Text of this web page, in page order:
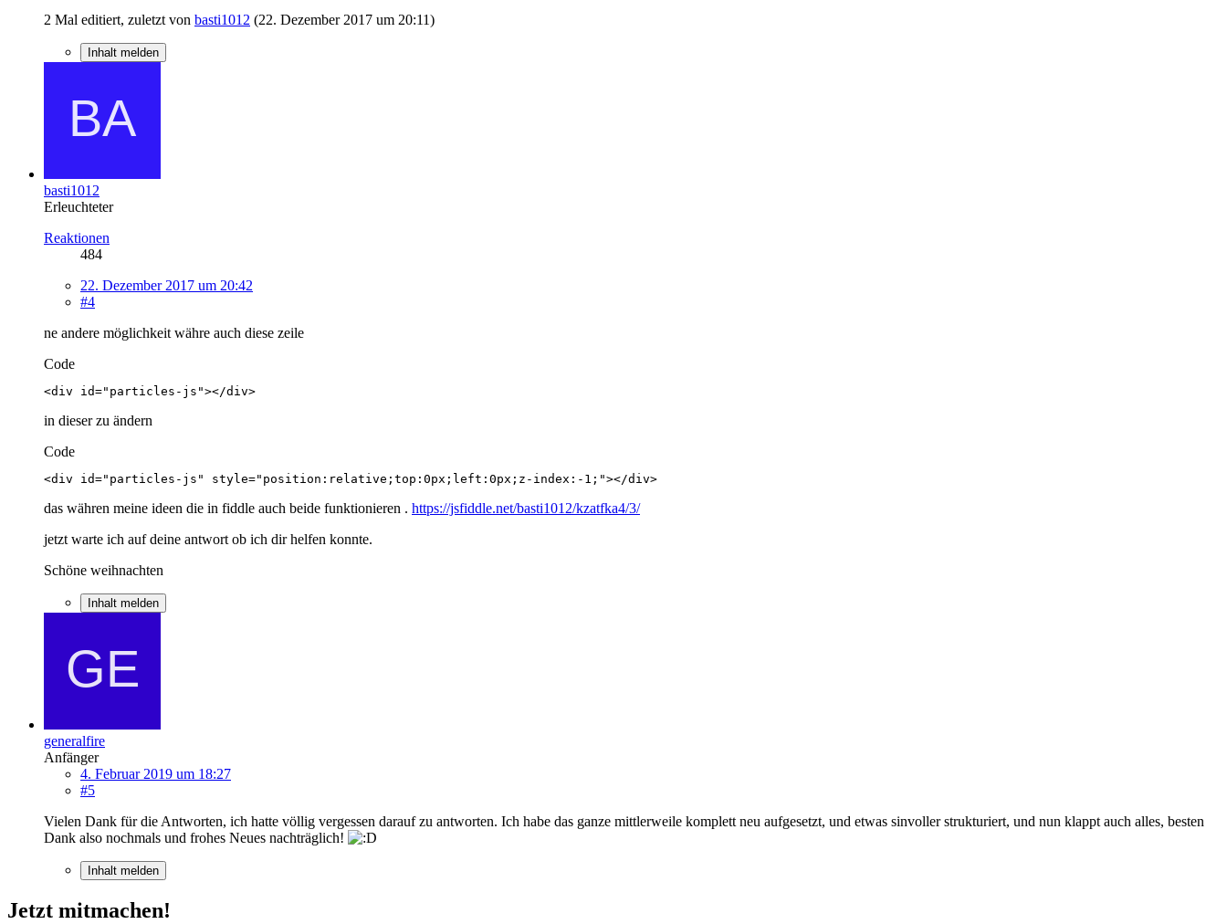
2 Mal editiert, zuletzt von basti1012 (22. Dezember 2017 um 20:11)
Inhalt melden
basti1012
Erleuchteter
Reaktionen
484
22. Dezember 2017 um 20:42
#4
ne andere möglichkeit währe auch diese zeile
Code
<div id="particles-js"></div>
in dieser zu ändern
Code
<div id="particles-js" style="position:relative;top:0px;left:0px;z-index:-1;"></div>
das währen meine ideen die in fiddle auch beide funktionieren . https://jsfiddle.net/basti1012/kzatfka4/3/
jetzt warte ich auf deine antwort ob ich dir helfen konnte.
Schöne weihnachten
Inhalt melden
generalfire
Anfänger
4. Februar 2019 um 18:27
#5
Vielen Dank für die Antworten, ich hatte völlig vergessen darauf zu antworten. Ich habe das ganze mittlerweile komplett neu aufgesetzt, und etwas sinvoller strukturiert, und nun klappt auch alles, besten
Dank also nochmals und frohes Neues nachträglich!
Inhalt melden
Jetzt mitmachen!